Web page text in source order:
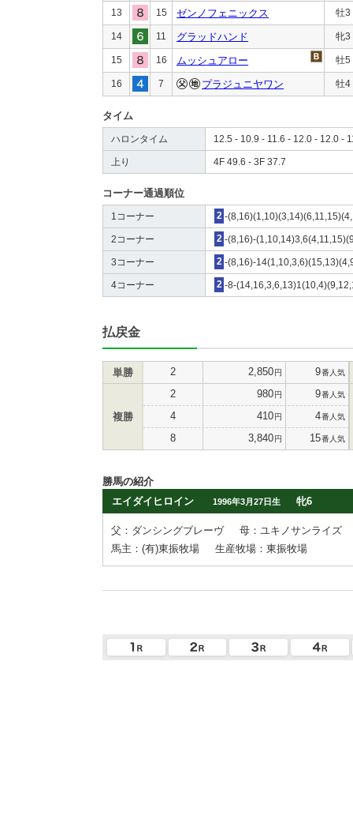
13 15 ゼンノフェニックス 牡3
14 11 グラッドハンド 牝3
15 16 ムッシュアロー 牡5
16 7 プラジュニヤワン 牡4
タイム
ハロンタイム 12.5 - 10.9 - 11.6 - 12.0 - 12.0 -
上り 4F 49.6 - 3F 37.7
コーナー通過順位
1コーナー 2 -
2コーナー 2 -(8,16)-
3コーナー 2 -(8,16)-
4コーナー 2 -8-
払戻金
単勝 2 2,850円 9番人気
複勝
2 980円 9番人気
4 410円 4番人気
8 3,840円 15番人気
勝馬の紹介
エイダイヒロイン
1996年3月27日生 牝6
父：ダンシングブレーヴ
母：ユキノサンライズ
馬主：(有)東振牧場
生産牧場：東振牧場